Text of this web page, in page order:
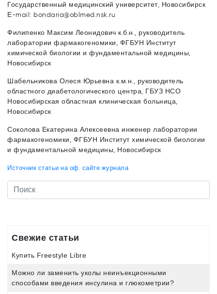
Государственный медицинский университет, Новосибирск
Е-mail: bondaria@oblmed.nsk.ru
Филипенко Максим Леонидович к.б.н., руководитель
лаборатории фармакогеномики, ФГБУН Институт
химической биологии и фундаментальной медицины,
Новосибирск
Шабельникова Олеся Юрьевна к.м.н., руководитель
областного диабетологического центра, ГБУЗ НСО
Новосибирская областная клиническая больница,
Новосибирск
Соколова Екатерина Алексеевна инженер лаборатории
фармакогеномики, ФГБУН Институт химической биологии
и фундаментальной медицины, Новосибирск
Источник статьи на оф. сайте журнала
Свежие статьи
Купить Freestyle Libre
Можно ли заменить уколы неинъекционными
способами введения инсулина и глюкометрии?